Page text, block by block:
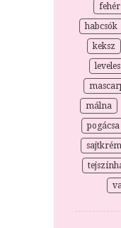
fehér
habcsók
keksz
málna
pogácsa
sajtkrém